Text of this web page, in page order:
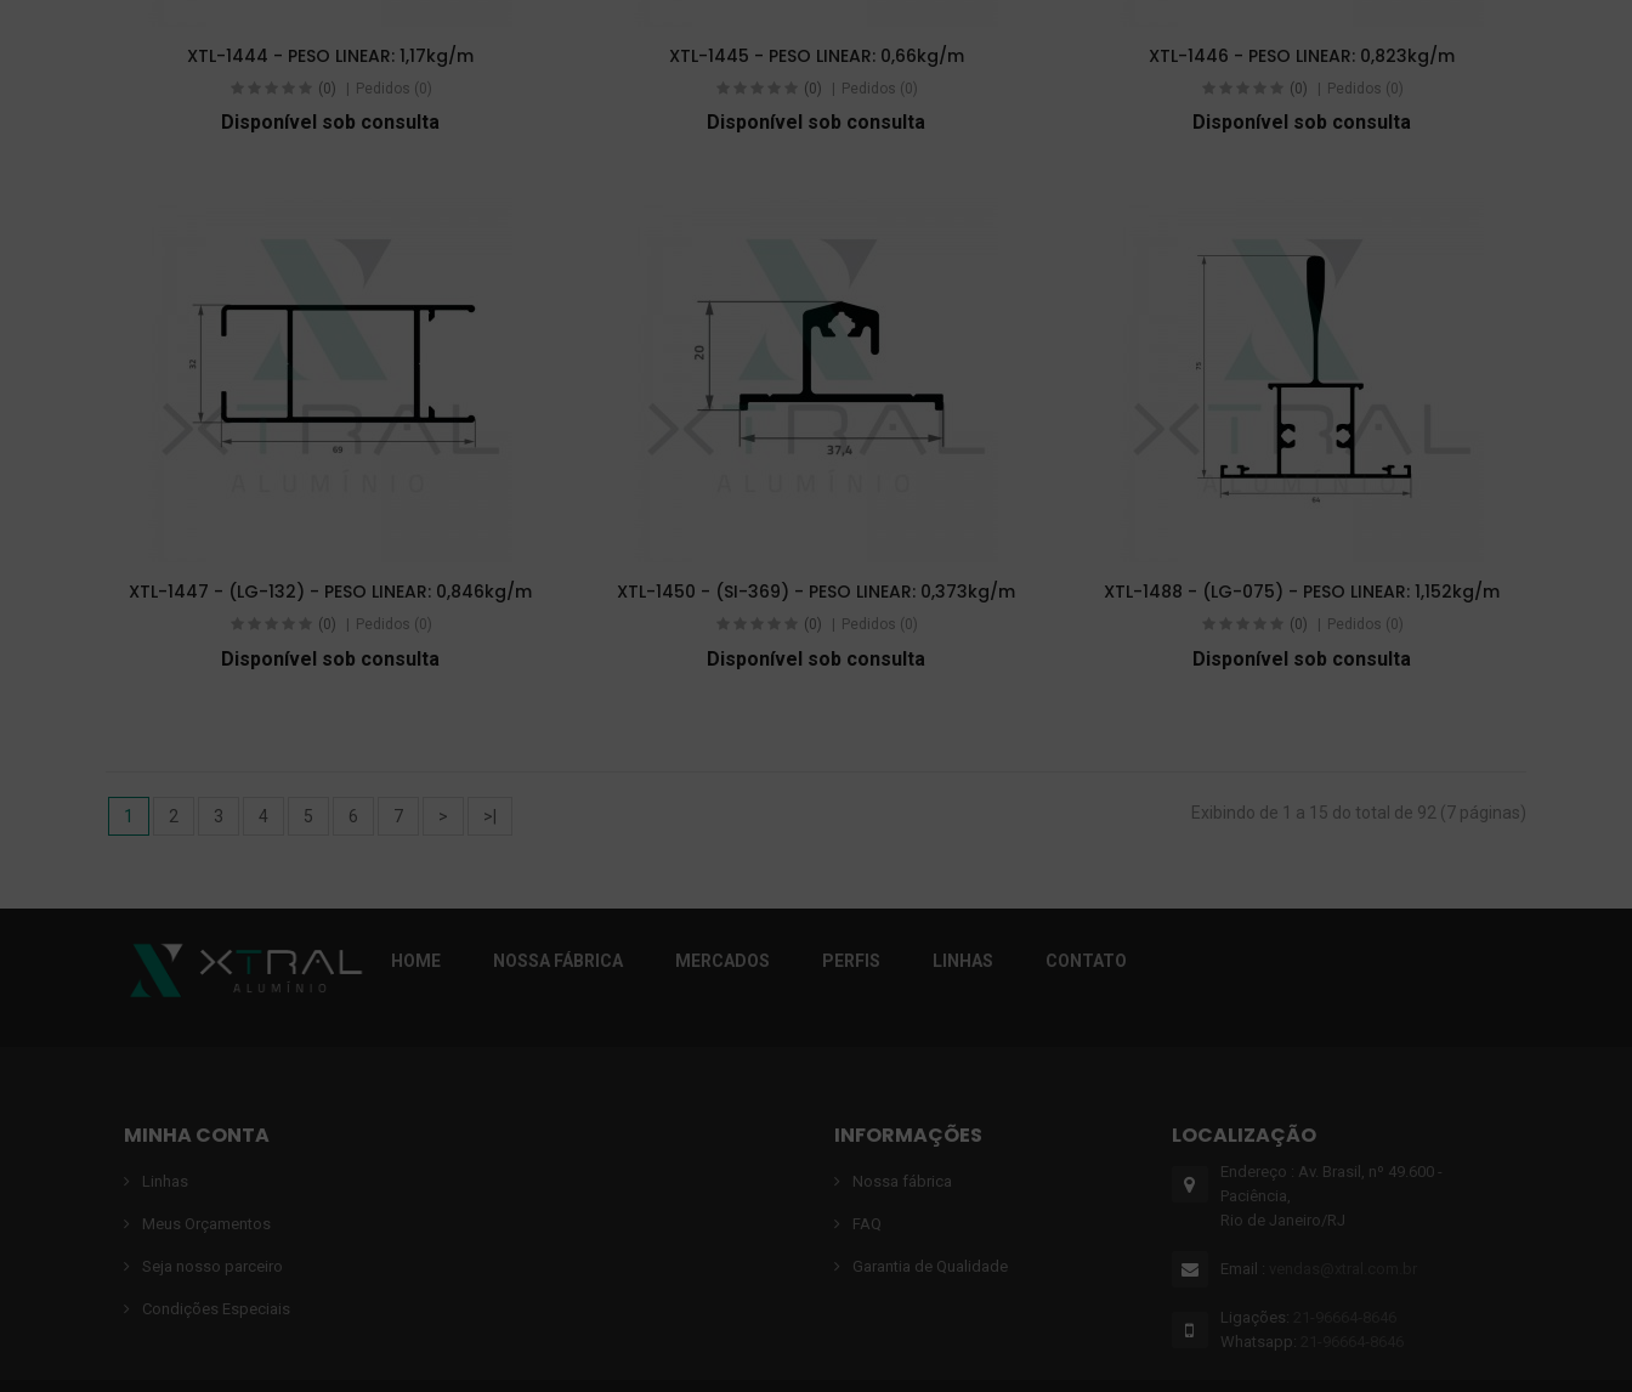
XTL-1444 - PESO LINEAR: 1,17kg/m
(0) Pedidos (0)
Disponível sob consulta
XTL-1445 - PESO LINEAR: 0,66kg/m
(0) Pedidos (0)
Disponível sob consulta
XTL-1446 - PESO LINEAR: 0,823kg/m
(0) Pedidos (0)
Disponível sob consulta
XTL-1447 - (LG-132) - PESO LINEAR: 0,846kg/m
(0) Pedidos (0)
Disponível sob consulta
XTL-1450 - (SI-369) - PESO LINEAR: 0,373kg/m
(0) Pedidos (0)
Disponível sob consulta
XTL-1488 - (LG-075) - PESO LINEAR: 1,152kg/m
(0) Pedidos (0)
Disponível sob consulta
1 2 3 4 5 6 7 > >| Exibindo de 1 a 15 do total de 92 (7 páginas)
HOME NOSSA FÁBRICA MERCADOS PERFIS LINHAS CONTATO
MINHA CONTA
Linhas
Meus Orçamentos
Seja nosso parceiro
Condições Especiais
INFORMAÇÕES
Nossa fábrica
FAQ
Garantia de Qualidade
LOCALIZAÇÃO
Endereço : Av. Brasil, nº 49.600 -
Paciência,
Rio de Janeiro/RJ
Email :
Ligações:
Whatsapp: